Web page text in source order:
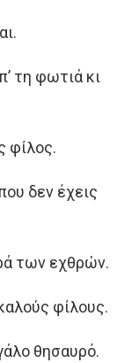
τη φωτιά κι
φίλος.
δεν έχεις
των εχθρών.
φίλους.
θησαυρό.